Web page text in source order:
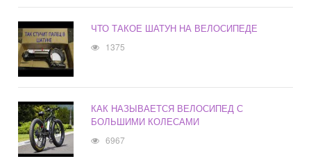
ЧТО ТАКОЕ ШАТУН НА ВЕЛОСИПЕДЕ
1375
КАК НАЗЫВАЕТСЯ ВЕЛОСИПЕД С
БОЛЬШИМИ КОЛЕСАМИ
6967